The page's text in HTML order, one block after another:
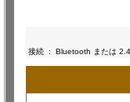
接続 : Bluetooth または